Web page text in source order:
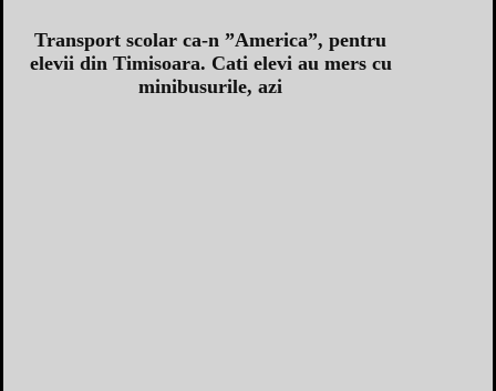
Transport scolar ca-n ”America”, pentru
elevii din Timisoara. Cati elevi au mers cu
minibusurile, azi